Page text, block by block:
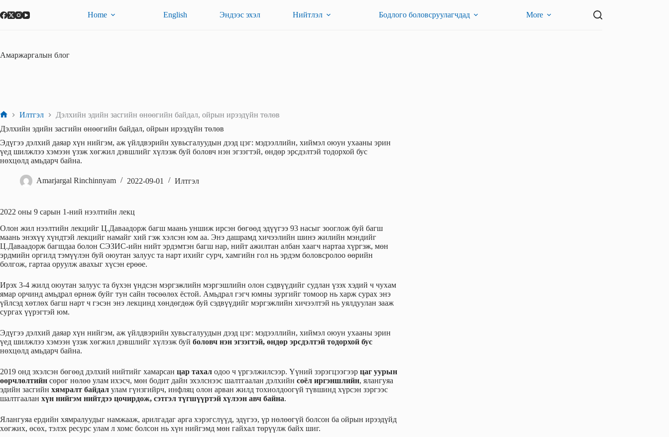
to
content
Home English Эндээс эхэл Нийтлэл Бодлого боловсруулагчдад More
Амаржаргалын блог
Илтгэл
Дэлхийн эдийн засгийн өнөөгийн байдал, ойрын ирээдүйн төлөв
Дэлхийн эдийн засгийн өнөөгийн байдал, ойрын ирээдүйн төлөв
Эдүгээ дэлхий даяар хүн нийгэм, аж үйлдвэрийн хувьсгалуудын дээд цэг: мэдээллийн, хиймэл оюун ухааны эрин
үед шилжлээ хэмээн үзэж хөгжил дэвшлийг хүлээж буй боловч нэн эгзэгтэй, өндөр эрсдэлтэй тодорхой бус
нөхцөлд амьдарч байна.
Amarjargal Rinchinnyam 2022-09-01 Илтгэл
2022 оны 9 сарын 1-ний нээлтийн лекц
Олон жил нээлтийн лекцийг Ц.Даваадорж багш маань уншиж ирсэн бөгөөд эдүүгээ 93 насыг зооглож буй багш
маань энэхүү хүндтэй лекцийг намайг хий гэж хэлсэн юм аа. Энэ дашрамд хичээлийн шинэ жилийн мэндийг
Ц.Даваадорж багшдаа болон СЭЗИС-ийн нийт эрдэмтэн багш нар, нийт ажилтан албан хаагч нартаа хүргэж, мөн
эрдмийн оргилд тэмүүлэн буй оюутан залуус та нарт ихийг сурч, хамгийн гол нь эрдэм боловсролоо өөрийн
болгож, гартаа оруулж авахыг хүсэн ерөөе.
Ирэх 3-4 жилд оюутан залуус та бүхэн үндсэн мэргэжлийн мэргэшлийн олон сэдвүүдийг судлан үзэх хэдий ч чухам
ямар орчинд амьдрал өрнөж буйг тун сайн төсөөлөх ёстой. Амьдрал гэгч юмны зургийг томоор нь харж сурах энэ
үйлсэд хөтлөх багш нарт ч гэсэн энэ лекцинд хөндөгдөж буй сэдвүүдийг мэргэжлийн хичээлтэй нь уялдуулан зааж
сургах үүрэгтэй юм.
Эдүгээ дэлхий даяар хүн нийгэм, аж үйлдвэрийн хувьсгалуудын дээд цэг: мэдээллийн, хиймэл оюун ухааны эрин
үед шилжлээ хэмээн үзэж хөгжил дэвшлийг хүлээж буй боловч нэн эгзэгтэй, өндөр эрсдэлтэй тодорхой бус
нөхцөлд амьдарч байна.
2019 онд эхэлсэн бөгөөд дэлхий нийтийг хамарсан цар тахал одоо ч үргэлжилсээр. Үүний зэрэгцээгээр цаг уурын
өөрчлөлтийн сөрөг нөлөө улам ихэсч, мөн бодит дайн эхэлснээс шалтгаалан дэлхийн соёл иргэншлийн, ялангуяа
эдийн засгийн хямралт байдал улам гүнзгийрч, инфляц олон арван жилд тохиолдоогүй түвшинд хүрсэн зэргээс
шалтгаалан хүн нийгэм нийтдээ цочирдож, сэтгэл түгшүүртэй хүлээн авч байна.
Ялангуяа ердийн хямралуудыг намжааж, арилгадаг арга хэрэгслүүд, эдүгээ, үр нөлөөгүй болсон ба ойрын ирээдүйд
хөгжих, өсөх, тэлэх ресурс улам л хомс болсон нь хүн нийгэмд мөн гайхал төрүүлж байх шиг.